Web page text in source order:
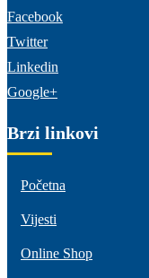
Facebook
Twitter
Linkedin
Google+
Brzi linkovi
Početna
Vijesti
Online Shop